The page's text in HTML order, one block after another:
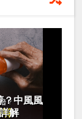
？中風風
解